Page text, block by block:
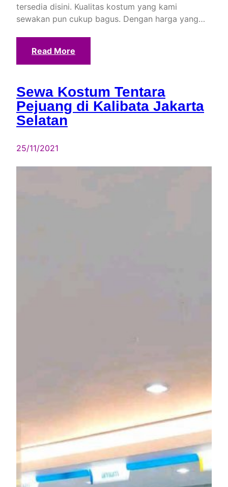
tersedia disini. Kualitas kostum yang kami
sewakan pun cukup bagus. Dengan harga yang…
Read More
Sewa Kostum Tentara
Pejuang di Kalibata Jakarta
Selatan
25/11/2021